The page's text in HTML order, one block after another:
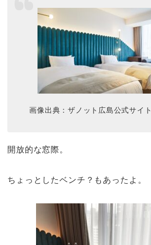
画像出典：ザノット広島公式サイト
開放的な窓際。
ちょっとしたベンチ？もあったよ。